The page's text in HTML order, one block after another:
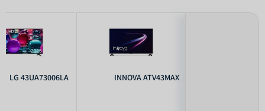
INNOVA ATV43MAX
LG 43UA73006LA